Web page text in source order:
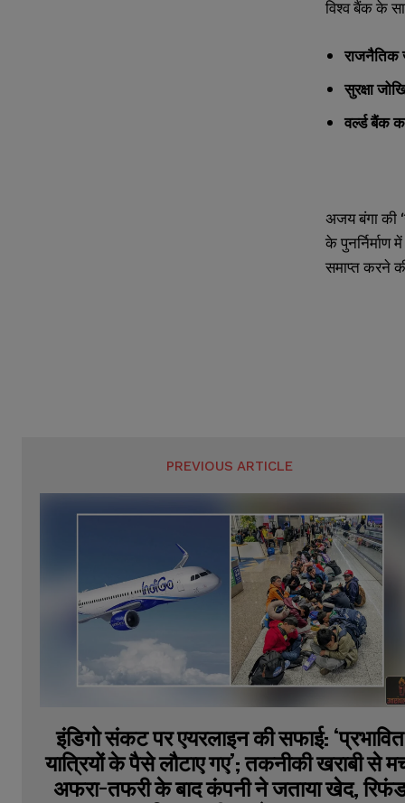
विश्व बैंक के
राजनैतिक
सुरक्षा
वर्ल्ड बैंक
अजय बंगा की
के
समाप्त करने
PREVIOUS ARTICLE
इंडिगो संकट पर एयरलाइन की सफाई: ‘प्रभावित
यात्रियों के पैसे लौटाए गए’; तकनीकी खराबी से
अफरा-तफरी के बाद कंपनी ने जताया खेद,